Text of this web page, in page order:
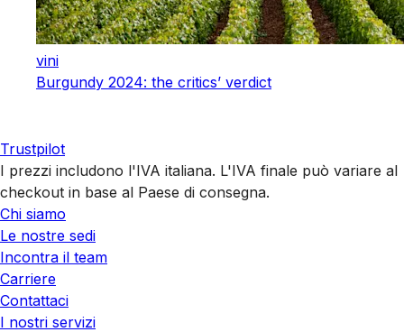
vini
Burgundy 2024: the critics’ verdict
Trustpilot
I prezzi includono l'IVA italiana. L'IVA finale può variare al
checkout in base al Paese di consegna.
Chi siamo
Le nostre sedi
Incontra il team
Carriere
Contattaci
I nostri servizi